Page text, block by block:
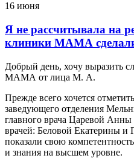
16 июня
Я не рассчитывала на
клиники МАМА
Добрый день, хочу выразить
МАМА от лица М. А.
Прежде всего хочется
заведующего отделения
главного врача Царевой
врачей: Беловой Екатерины и
показали свою
и знания на высшем уровне.